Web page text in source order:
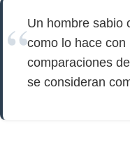
Un hombre sabio
como lo hace
comparaciones
se consideran